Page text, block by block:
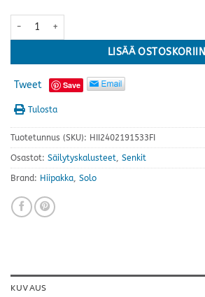
Solo senkki, musta määrä
LISÄÄ OSTOSKORIIN
Tweet Save
Tulosta
Tuotetunnus (SKU): HII2402191533FI
Osastot: Säilytyskalusteet, Senkit
Brand: Hiipakka, Solo
KUVAUS